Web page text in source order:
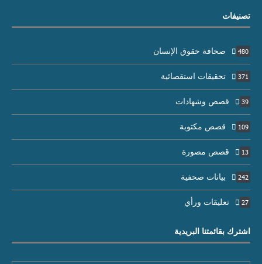
تصنيفات
صحافة حقوق الإنسان 480
تحقيقات استقصائية 371
قصص وشهادات 39
قصص مكتوبة 109
قصص مصورة 13
بيانات صحفية 242
تعليقات ورأي 27
اشترك بقائمتنا البريدية